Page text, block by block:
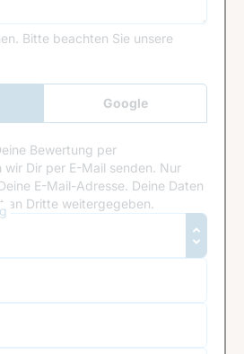
Bitte beachten Sie unsere
Google
Anmeldung
Bewertung per
Dir per E-Mail senden. Nur
E-Mail-Adresse. Deine Daten
an Dritte weitergegeben.